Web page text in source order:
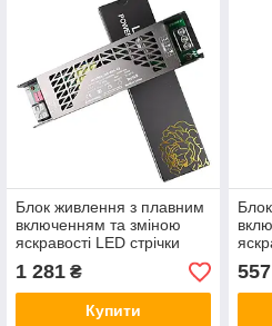
Блок живлення з плавним
включенням та зміною
яскравості LED стрічки
400Вт 24В IP20 (DS-400-
24)
1 281₴
Купити
12)
557